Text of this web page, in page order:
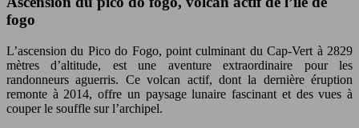
fogo
L’ascension du Pico do Fogo, point culminant du Cap-Vert à 2829
mètres d’altitude, est une aventure extraordinaire pour les
randonneurs aguerris. Ce volcan actif, dont la dernière éruption
remonte à 2014, offre un paysage lunaire fascinant et des vues à
couper le souffle sur l’archipel.